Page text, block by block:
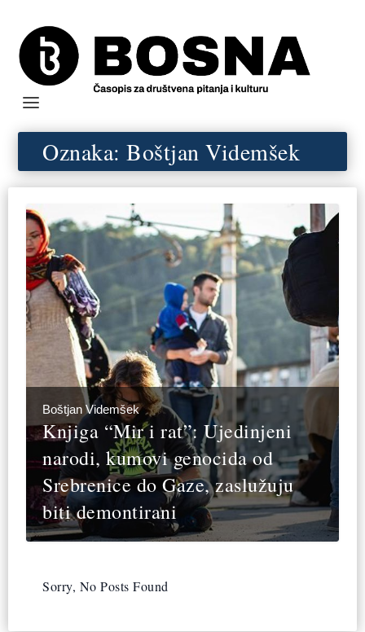
Oznaka:Boštjan Videmšek
Boštjan Videmšek
Knjiga “Mir i rat”: Ujedinjeni
narodi, kumovi genocida od
Srebrenice do Gaze, zaslužuju
biti demontirani
Sorry, No Posts Found